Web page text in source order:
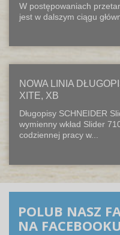
W postępowaniach
jest w dalszym ciągu
NOWA LINIA
XITE, XB
Długopisy SCHNEIDER
wymienny wkład Slider
codziennej pracy w...
POLUB NASZ
NA FACEBOOKU